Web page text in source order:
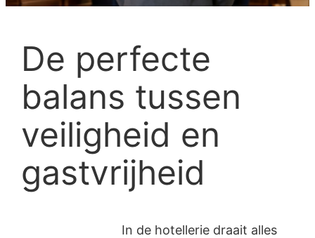
De perfecte
balans tussen
veiligheid en
gastvrijheid
In de hotellerie draait alles